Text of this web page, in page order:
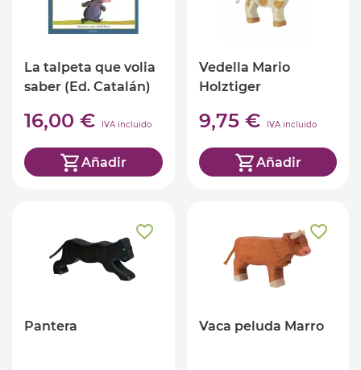
La talpeta que volia
saber (Ed. Catalán)
16,00 € IVA incluido
Añadir
Vedella Mario
Holztiger
9,75 € IVA incluido
Añadir
Pantera Vaca peluda Marro